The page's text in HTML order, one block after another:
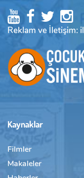
Reklam ve İletişim:
Kaynaklar
Filmler
Makaleler